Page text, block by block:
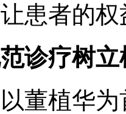
让患者的
诊疗树立
董植华